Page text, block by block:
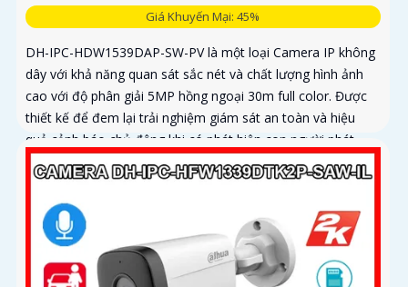
Giá Khuyến Mại: 45%
DH-IPC-HDW1539DAP-SW-PV là một loại Camera IP không
dây với khả năng quan sát sắc nét và chất lượng hình ảnh
cao với độ phân giải 5MP hồng ngoại 30m full color. Được
thiết kế để đem lại trải nghiệm giám sát an toàn và hiệu
quả cảnh báo chủ động khi có phát hiện con người phát
hiện phương tiện